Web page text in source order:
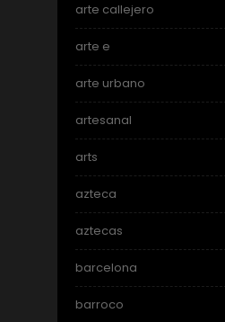
arte callejero
arte e
arte urbano
artesanal
arts
azteca
aztecas
barcelona
barroco